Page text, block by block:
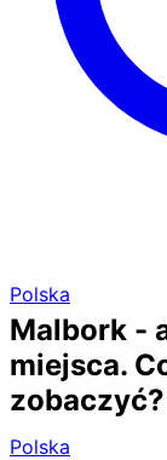
Polska
Malbork -
miejsca.
zobaczyć?
Polska